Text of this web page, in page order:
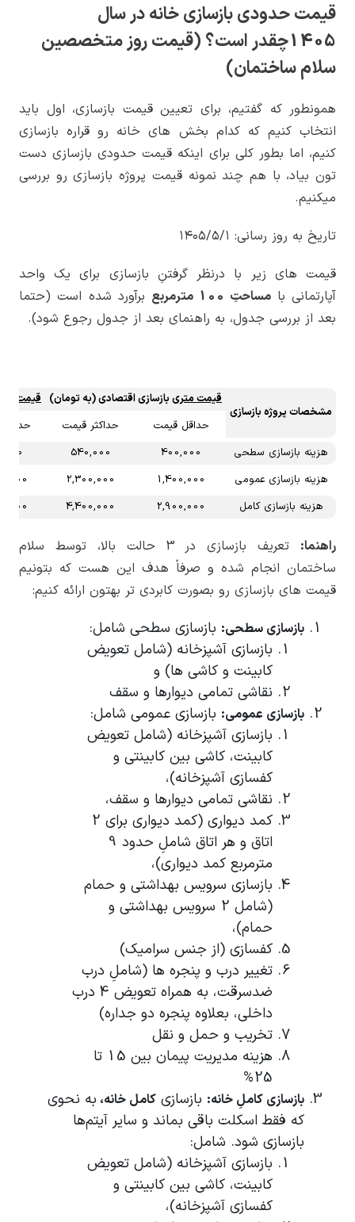
قیمت حدودی بازسازی خانه در سال
1405چقدر است؟ (قیمت روز متخصصین
سلام ساختمان)
همونطور که گفتیم، برای تعیین قیمت بازسازی، اول باید
انتخاب کنیم که کدام بخش های خانه رو قراره بازسازی
کنیم، اما بطور کلی برای اینکه قیمت حدودی بازسازی دست
تون بیاد، با هم چند نمونه قیمت پروژه بازسازی رو بررسی
میکنیم.
تاریخ به روز رسانی: ۱۴۰۵/۵/۱
قیمت های زیر با درنظر گرفتنِ بازسازی برای یک واحد
آپارتمانی بامساحتِ 100 مترمربع
برآورد شده است (حتما
بعد از بررسی جدول، به راهنمای بعد از جدول رجوع شود).
مشخصات پروژه بازسازی
قیمت متری بازسازی اقتصادی(به تومان) قیمت
حداقل قیمت
حداکثر قیمت
هزینه بازسازی سطحی
400,000
540,000
هزینه بازسازی عمومی
1,400,000
2,300,000
هزینه بازسازی کامل
2,900,000
4,400,000
راهنما:
تعریف بازسازی در 3 حالت بالا، توسط سلام
ساختمان انجام شده و صرفاً هدف این هست که بتونیم
قیمت های بازسازی رو بصورت کابردی تر بهتون ارائه کنیم:
بازسازی سطحی: بازسازی سطحی شامل:
بازسازی آشپزخانه (شامل تعویض
کابینت و کاشی ها) و
نقاشی تمامی دیوارها و سقف
بازسازی عمومی: بازسازی عمومی شامل:
بازسازی آشپزخانه (شامل تعویض
کابینت، کاشی بین کابینتی و
کفسازی آشپزخانه)،
نقاشی تمامی دیوارها و سقف،
کمد دیواری (کمد دیواری برای 2
اتاق و هر اتاق شاملِ حدود 9
مترمربع کمد دیواری)،
بازسازی سرویس بهداشتی و حمام
(شامل 2 سرویس بهداشتی و
حمام)،
کفسازی (از جنس سرامیک)
تغییر درب و پنجره ها (شاملِ درب
ضدسرقت، به همراه تعویض 4 درب
داخلی، بعلاوه پنجره دو جداره)
تخریب و حمل و نقل
هزینه مدیریت پیمان بین 15 تا
25%
بازسازی کاملِ خانه: بازسازی کامل خانه، به نحوی
که فقط اسکلت باقی بماند و سایر آیتم‌ها
بازسازی شود. شامل:
بازسازی آشپزخانه (شامل تعویض
کابینت، کاشی بین کابینتی و
کفسازی آشپزخانه)،